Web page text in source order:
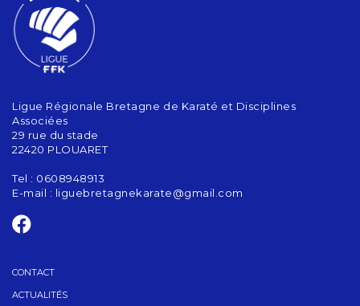
Ligue Régionale Bretagne de Karaté et Disciplines
Associées
29 rue du stade
22420 PLOUARET
Tel : 0608948913
E-mail : liguebretagnekarate@gmail.com
CONTACT
ACTUALITÉS